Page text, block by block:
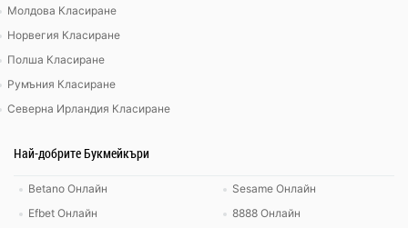
Молдова Класиране
Норвегия Класиране
Полша Класиране
Румъния Класиране
Северна Ирландия Класиране
Най-добрите Букмейкъри
Betano Онлайн
Efbet Онлайн
Sesame Онлайн
8888 Онлайн